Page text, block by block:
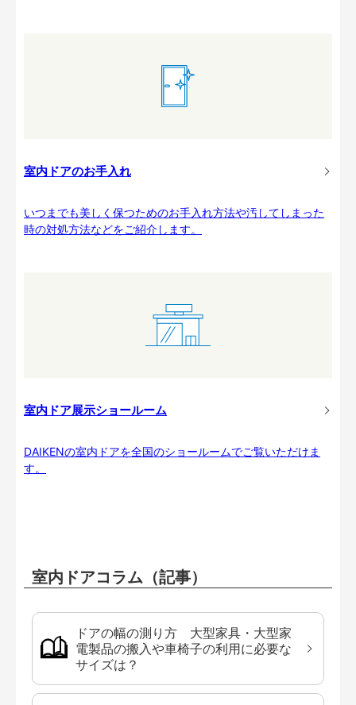
室内ドアのお手入れ
いつまでも美しく保つためのお手入れ方法や汚してしまった
時の対処方法などをご紹介します。
室内ドア展示ショールーム
DAIKENの室内ドアを全国のショールームでご覧いただけま
す。
室内ドアコラム（記事）
ドアの幅の測り方 大型家具・大型家
電製品の搬入や車椅子の利用に必要な
サイズは？